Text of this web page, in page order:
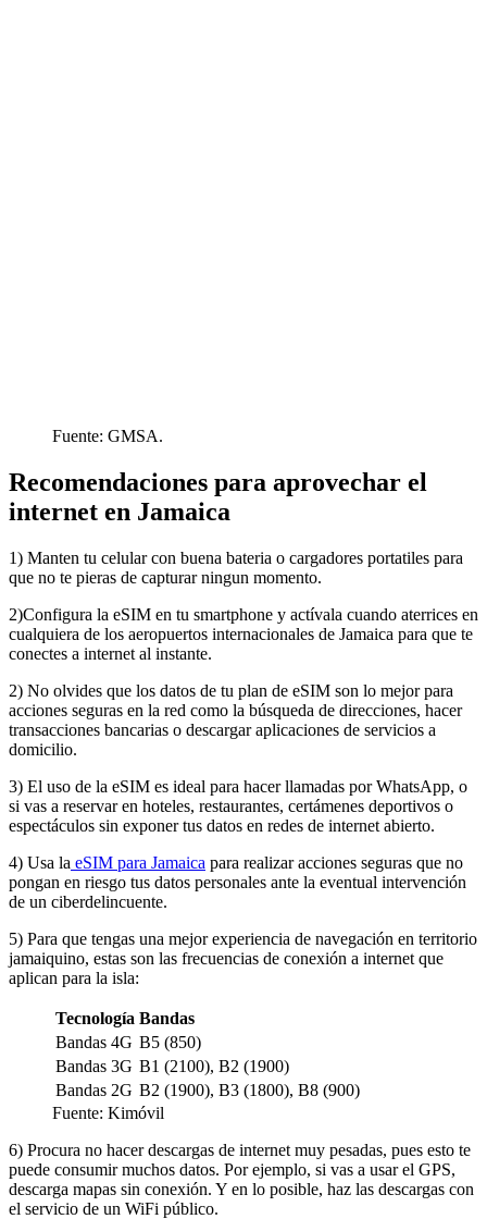
Fuente: GMSA.
Recomendaciones para aprovechar el
internet en Jamaica
1) Manten tu celular con buena bateria o cargadores portatiles para
que no te pieras de capturar ningun momento.
2)Configura la eSIM en tu smartphone y actívala cuando aterrices en
cualquiera de los aeropuertos internacionales de Jamaica para que te
conectes a internet al instante.
2) No olvides que los datos de tu plan de eSIM son lo mejor para
acciones seguras en la red como la búsqueda de direcciones, hacer
transacciones bancarias o descargar aplicaciones de servicios a
domicilio.
3) El uso de la eSIM es ideal para hacer llamadas por WhatsApp, o
si vas a reservar en hoteles, restaurantes, certámenes deportivos o
espectáculos sin exponer tus datos en redes de internet abierto.
4) Usa la eSIM para Jamaica para realizar acciones seguras que no
pongan en riesgo tus datos personales ante la eventual intervención
de un ciberdelincuente.
5) Para que tengas una mejor experiencia de navegación en territorio
jamaiquino, estas son las frecuencias de conexión a internet que
aplican para la isla:
Tecnología Bandas
Bandas 4G B5 (850)
Bandas 3G B1 (2100), B2 (1900)
Bandas 2G B2 (1900), B3 (1800), B8 (900)
Fuente: Kimóvil
6) Procura no hacer descargas de internet muy pesadas, pues esto te
puede consumir muchos datos. Por ejemplo, si vas a usar el GPS,
descarga mapas sin conexión. Y en lo posible, haz las descargas con
el servicio de un WiFi público.